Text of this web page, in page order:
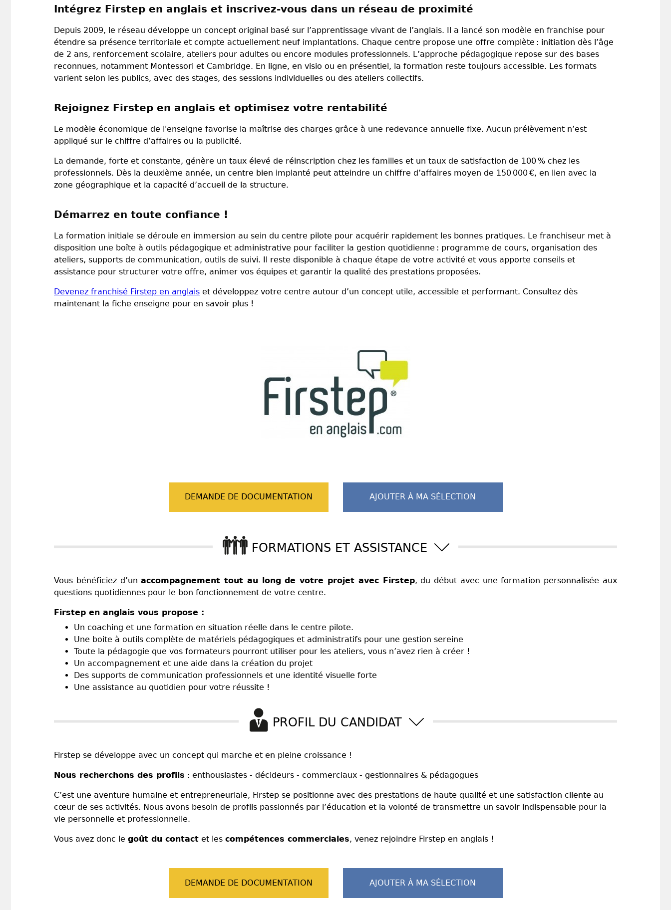
Intégrez Firstep en anglais et inscrivez-vous dans un réseau de proximité
Depuis 2009, le réseau développe un concept original basé sur l’apprentissage vivant de l’anglais. Il a lancé son modèle en franchise pour
étendre sa présence territoriale et compte actuellement neuf implantations. Chaque centre propose une offre complète : initiation dès l’âge
de 2 ans, renforcement scolaire, ateliers pour adultes ou encore modules professionnels. L’approche pédagogique repose sur des bases
reconnues, notamment Montessori et Cambridge. En ligne, en visio ou en présentiel, la formation reste toujours accessible. Les formats
varient selon les publics, avec des stages, des sessions individuelles ou des ateliers collectifs.
Rejoignez Firstep en anglais et optimisez votre rentabilité
Le modèle économique de l'enseigne favorise la maîtrise des charges grâce à une redevance annuelle fixe. Aucun prélèvement n’est
appliqué sur le chiffre d’affaires ou la publicité.
La demande, forte et constante, génère un taux élevé de réinscription chez les familles et un taux de satisfaction de 100 % chez les
professionnels. Dès la deuxième année, un centre bien implanté peut atteindre un chiffre d’affaires moyen de 150 000 €, en lien avec la
zone géographique et la capacité d’accueil de la structure.
Démarrez en toute confiance !
La formation initiale se déroule en immersion au sein du centre pilote pour acquérir rapidement les bonnes pratiques. Le franchiseur met à
disposition une boîte à outils pédagogique et administrative pour faciliter la gestion quotidienne : programme de cours, organisation des
ateliers, supports de communication, outils de suivi. Il reste disponible à chaque étape de votre activité et vous apporte conseils et
assistance pour structurer votre offre, animer vos équipes et garantir la qualité des prestations proposées.
Devenez franchisé Firstep en anglais et développez votre centre autour d’un concept utile, accessible et performant. Consultez dès
maintenant la fiche enseigne pour en savoir plus !
DEMANDE DE DOCUMENTATION AJOUTER À MA SÉLECTION
FORMATIONS ET ASSISTANCE
Vous bénéficiez d’unaccompagnement tout au long de votre projet avec Firstep, du début avec une formation personnalisée aux
questions quotidiennes pour le bon fonctionnement de votre centre.
Firstep en anglais vous propose :
Un coaching et une formation en situation réelle dans le centre pilote.
Une boite à outils complète de matériels pédagogiques et administratifs pour une gestion sereine
Toute la pédagogie que vos formateurs pourront utiliser pour les ateliers, vous n’avez rien à créer !
Un accompagnement et une aide dans la création du projet
Des supports de communication professionnels et une identité visuelle forte
Une assistance au quotidien pour votre réussite !
PROFIL DU CANDIDAT
Firstep se développe avec un concept qui marche et en pleine croissance !
Nous recherchons des profils : enthousiastes - décideurs - commerciaux - gestionnaires & pédagogues
C’est une aventure humaine et entrepreneuriale, Firstep se positionne avec des prestations de haute qualité et une satisfaction cliente au
cœur de ses activités. Nous avons besoin de profils passionnés par l’éducation et la volonté de transmettre un savoir indispensable pour la
vie personnelle et professionnelle.
Vous avez donc le goût du contact et les compétences commerciales, venez rejoindre Firstep en anglais !
DEMANDE DE DOCUMENTATION AJOUTER À MA SÉLECTION